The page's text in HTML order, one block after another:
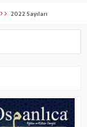
2022 Sayıları